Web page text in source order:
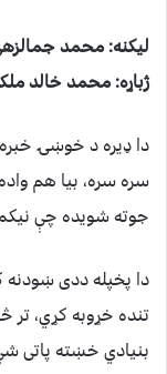
لیکنه: محمد
ژباړه: محمد خالد
دا ډیره د خوښۍ
سره سره، بیا هم
جوته شویده چې
دا پخپله ددی
تنده خړوبه کړي، تر
بنیادي خښته پاتی